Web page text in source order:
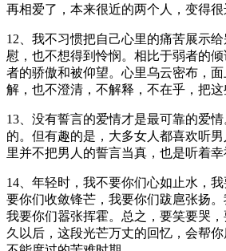
再相爱了，本来很近的两个人，变得很
12、我不习惯把自己心里的痛苦展示
慰，也不想得到怜悯。相比于弱者的
者的骄傲和被仰望。心里乌云密布，
解，也不澄清，不解释，不在乎，把这
13、没有誓言的爱情才是最可靠的爱
的。但有趣的是，大多女人都喜欢听
里并不把男人的誓言当真，也是听着幸
14、年轻时，我不要你们心如止水，
要你们收敛锋芒，我要你们跋扈张扬。
我要你们嚣张挥霍。总之，要笑要哭
久以后，这段光芒万丈的回忆，会帮